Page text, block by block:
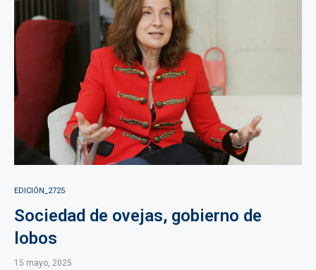
EDICIÓN_2725
Sociedad de ovejas, gobierno de
lobos
15 mayo, 2025